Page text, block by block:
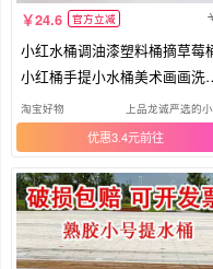
24.6 官方立减
小红水桶调油漆塑料桶摘草莓
小红桶手提小水桶美术画画洗
笔桶
淘宝好物 上品龙诚严选的
优惠3.4元